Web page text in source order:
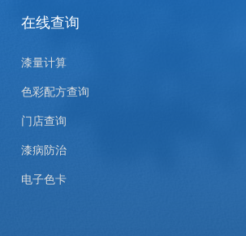
在线查询
漆量计算
色彩配方查询
门店查询
漆病防治
电子色卡